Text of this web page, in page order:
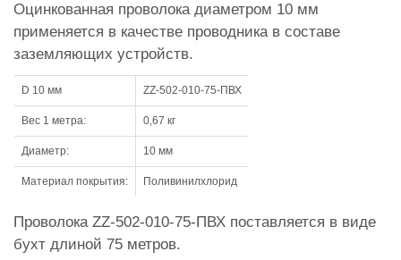
Оцинкованная проволока диаметром 10 мм
применяется в качестве проводника в составе
заземляющих устройств.
D 10 мм ZZ-502-010-75-ПВХ
Вес 1 метра: 0,67 кг
Диаметр: 10 мм
Материал покрытия: Поливинилхлорид
Проволока ZZ-502-010-75-ПВХ поставляется в виде
бухт длиной 75 метров.